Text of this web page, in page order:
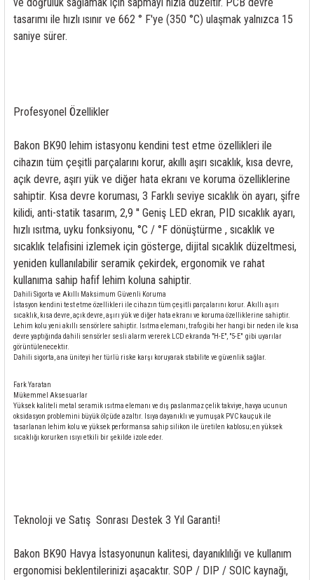
tasarımı ile hızlı ısınır ve 662 ° F'ye (350 °C) ulaşmak yalnızca 15
saniye sürer.
Profesyonel Özellikler
Bakon BK90 lehim istasyonu kendini test etme özellikleri ile
cihazın tüm çeşitli parçalarını korur, akıllı aşırı sıcaklık, kısa devre,
açık devre, aşırı yük ve diğer hata ekranı ve koruma özelliklerine
sahiptir. Kısa devre koruması, 3 Farklı seviye sıcaklık ön ayarı, şifre
kilidi, anti-statik tasarım, 2,9 '' Geniş LED ekran, PID sıcaklık ayarı,
hızlı ısıtma, uyku fonksiyonu, °C / °F dönüştürme , sıcaklık ve
sıcaklık telafisini izlemek için gösterge, dijital sıcaklık düzeltmesi,
yeniden kullanılabilir seramik çekirdek, ergonomik ve rahat
kullanıma sahip hafif lehim koluna sahiptir.
Dahili Sigorta ve Akıllı Maksimum Güvenli Koruma
İstasyon kendini test etme özellikleri ile cihazın tüm çeşitli parçalarını korur. Akıllı aşırı
sıcaklık, kısa devre, açık devre, aşırı yük ve diğer hata ekranı ve koruma özelliklerine sahiptir.
Lehim kolu yeni akıllı sensörlere sahiptir. Isıtma elemanı, trafo gibi her hangi bir neden ile kısa
devre yaptığında dahili sensörler sesli alarm vererek LCD ekranda "H-E", "5-E" gibi uyarılar
görüntülenecektir.
Dahili sigorta, ana üniteyi her türlü riske karşı koruyarak stabilite ve güvenlik sağlar.
Fark Yaratan
Mükemmel Aksesuarlar
Yüksek kaliteli metal seramik ısıtma elemanı ve dış paslanmaz çelik takviye, havya ucunun
oksidasyon problemini büyük ölçüde azaltır. Isıya dayanıklı ve yumuşak PVC kauçuk ile
tasarlanan lehim kolu ve yüksek performansa sahip silikon ile üretilen kablosu; en yüksek
sıcaklığı korurken ısıyı etkili bir şekilde izole eder.
Teknoloji ve Satış Sonrası Destek 3 Yıl Garanti!
Bakon BK90 Havya İstasyonunun kalitesi, dayanıklılığı ve kullanım
ergonomisi beklentilerinizi aşacaktır. SOP / DIP / SOIC kaynağı,